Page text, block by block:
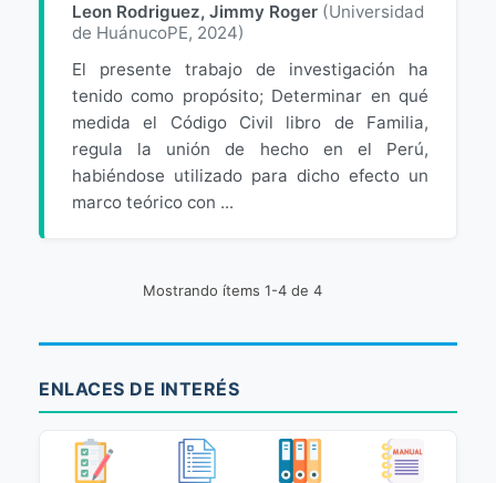
Leon Rodriguez, Jimmy Roger (Universidad
de HuánucoPE, 2024)
El presente trabajo de investigación ha
tenido como propósito; Determinar en qué
medida el Código Civil libro de Familia,
regula la unión de hecho en el Perú,
habiéndose utilizado para dicho efecto un
marco teórico con ...
Mostrando ítems 1-4 de 4
ENLACES DE INTERÉS